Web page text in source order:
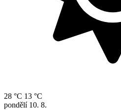
28 °C 13 °C
pondělí 10. 8.